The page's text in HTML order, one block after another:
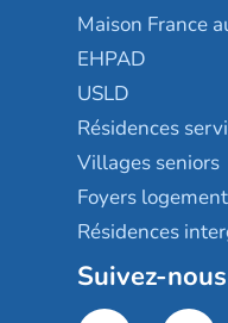
Maison France
EHPAD
USLD
Résidences
Villages seniors
Foyers
Résidences
Suivez-nous